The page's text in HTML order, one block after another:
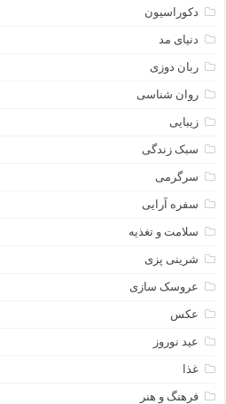
دکوراسیون
دنیای مد
ربان دوزی
روان شناسی
زیبایی
سبک زندگی
سرگرمی
سفره آرایی
سلامت و تغذیه
شرینی پزی
عروسک سازی
عکس
عید نوروز
غذا
فرهنگ و هنر